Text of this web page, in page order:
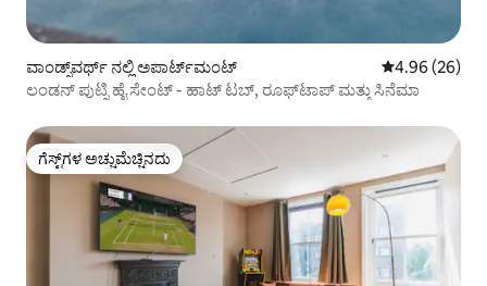
ವಾಂಡ್ಸ್‌ವರ್ಥ್ ನಲ್ಲಿ ಅಪಾರ್ಟ್‌ಮಂಟ್ 5 ರಲ್ಲಿ 4.96
4.96 (26)
ಲಂಡನ್ ಪುಟ್ನಿ ಹೈ ಸೇಂಟ್ - ಹಾಟ್ ಟಬ್, ರೂಫ್‌ಟಾಪ್ ಮತ್ತು ಸಿನೆಮಾ
ಗೆಸ್ಟ್‌ಗಳ ಅಚ್ಚುಮೆಚ್ಚಿನದು
ಗೆಸ್ಟ್‌ಗಳ ಅಚ್ಚುಮೆಚ್ಚಿನದು